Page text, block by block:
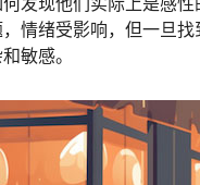
情绪受影响，但一旦
敏感。